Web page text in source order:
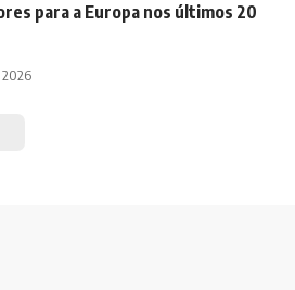
para a Europa nos últimos 20
2026